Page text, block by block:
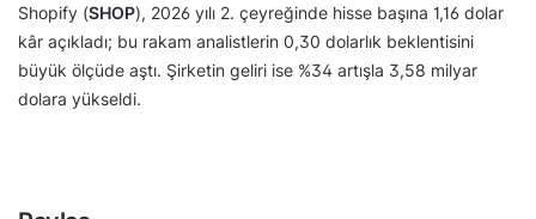
Shopify (SHOP), 2026 yılı 2. çeyreğinde hisse başına 1,16 dolar
kâr açıkladı; bu rakam analistlerin 0,30 dolarlık beklentisini
büyük ölçüde aştı. Şirketin geliri ise %34 artışla 3,58 milyar
dolara yükseldi.